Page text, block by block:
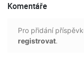
Komentáře
Pro přidání
registrovat.